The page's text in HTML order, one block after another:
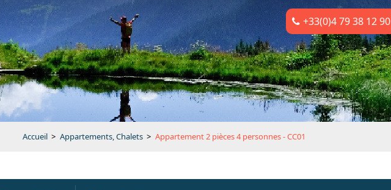
+33(0)4 79 38 12 90
Accueil > Appartements, Chalets > Appartement 2 pièces 4 personnes - CC01